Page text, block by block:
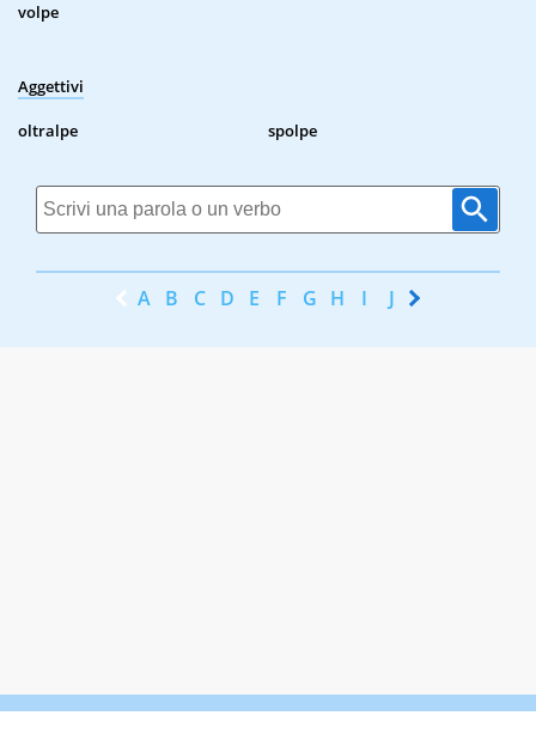
volpe
Aggettivi
oltralpe spolpe
A B C D E F G H I J K